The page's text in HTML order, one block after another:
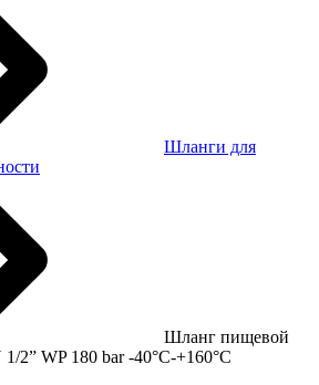
Шланги для
Шланг пищевой
2” WP 180 bar -40°C-+160°C